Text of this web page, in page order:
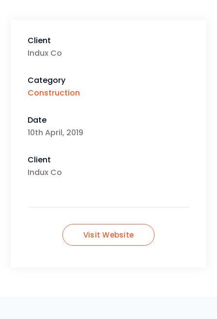
Client
Indux Co
Category
Construction
Date
10th April, 2019
Client
Indux Co
Visit Website